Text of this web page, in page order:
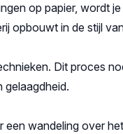
op papier, wordt
opbouwt in de stijl
Dit proces
gelaagdheid.
een wandeling over